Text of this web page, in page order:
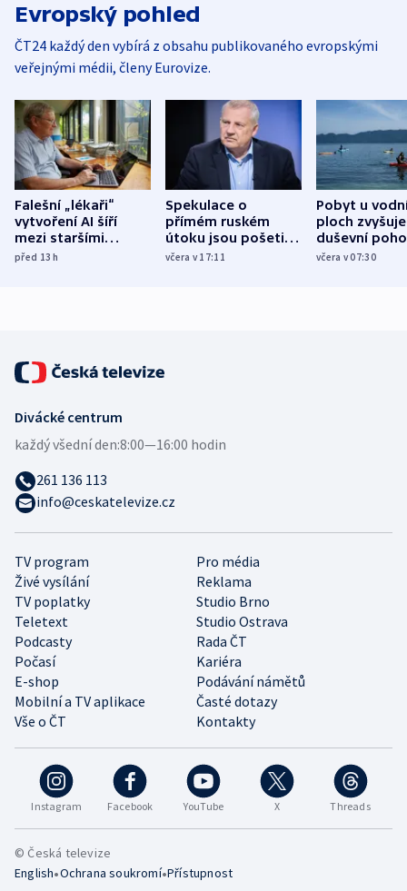
Evropský pohled
ČT24 každý den vybírá z obsahu publikovaného evropskými
veřejnými médii, členy Eurovize.
Falešní „lékaři“
vytvoření AI šíří
mezi staršími
Poláky nebezpečné
před 13h
Spekulace o
přímém ruském
útoku jsou pošetilé,
míní estonský
včera v 17:11
Pobyt u
ploch zvyšuje
duševní
ukázala
včera v 07:30
Instagram Facebook YouTube X Threads
TV program
Pro média
Živé vysílání
Reklama
TV poplatky
Studio Brno
Teletext
Studio Ostrava
Podcasty
Rada ČT
Počasí
Kariéra
E-shop
Podávání námětů
Mobilní a TV aplikace
Časté dotazy
Vše o ČT
Kontakty
Divácké centrum
každý všední den:8:00—16:00 hodin
261 136 113
info@ceskatelevize.cz
© Česká televize
English•Ochrana soukromí•Přístupnost